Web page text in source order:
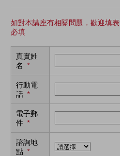
如對本講座有相關問題，歡迎填
必填
真實姓
名 *
行動電
話 *
電子郵
件 *
諮詢地
點 *